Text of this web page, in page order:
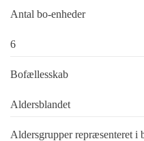
Antal bo-enheder
6
Bofællesskab
Aldersblandet
Aldersgrupper repræsenteret i